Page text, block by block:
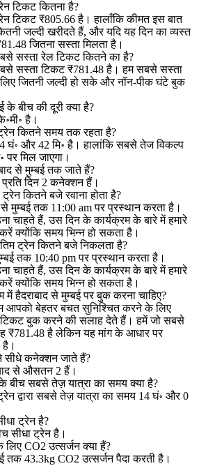
टिकट कितना है?
टिकट ₹805.66 है। हालाँकि कीमत इस बात
जल्दी खरीदते हैं, और यदि यह दिन का व्यस्त
जितना सस्ता मिलता है।
सस्ता रेल टिकट कितने का है?
सस्ता टिकट ₹781.48 है। हम सबसे सस्ता
जितनी जल्दी हो सके और नॉन-पीक घंटे बुक
के बीच की दूरी क्या है?
है।
कितने समय तक रहता है?
घं॰ और 42 मि॰ है। हालांकि सबसे तेज विकल्प
मिल जाएगा।
से मुम्बई तक जाते हैं?
दिन 2 कनेक्शन हैं।
कितने बजे रवाना होता है?
मुम्बई तक 11:00 am पर प्रस्थान करता है।
चाहते हैं, उस दिन के कार्यक्रम के बारे में हमारे
क्योंकि समय भिन्न हो सकता है।
ट्रेन कितने बजे निकलता है?
तक 10:40 pm पर प्रस्थान करता है।
चाहते हैं, उस दिन के कार्यक्रम के बारे में हमारे
क्योंकि समय भिन्न हो सकता है।
हैदराबाद से मुम्बई पर बुक करना चाहिए?
आपको बेहतर बचत सुनिश्चित करने के लिए
टिकट बुक करने की सलाह देते हैं। हमें जो सबसे
₹781.48 है लेकिन यह मांग के आधार पर
है।
सीधे कनेक्शन जाते हैं?
से औसतन 2 हैं।
बीच सबसे तेज़ यात्रा का समय क्या है?
द्वारा सबसे तेज़ यात्रा का समय 14 घं॰ और 0
ट्रेन है?
सीधा ट्रेन है।
लिए CO2 उत्सर्जन क्या हैं?
तक 43.3kg CO2 उत्सर्जन पैदा करती है।